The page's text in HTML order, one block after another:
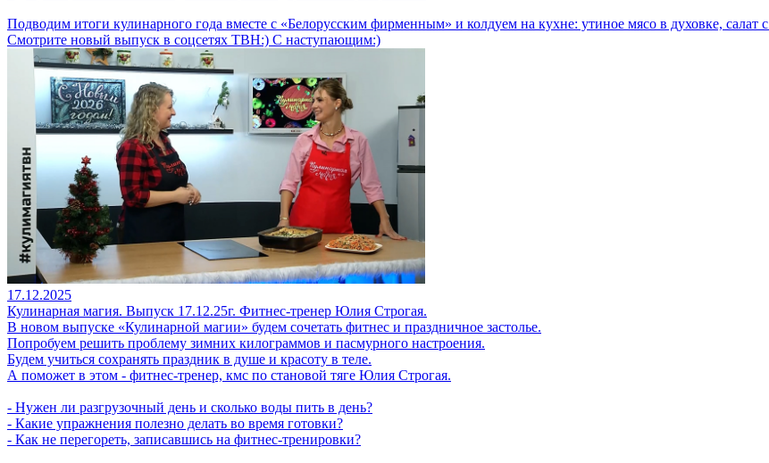
Подводим итоги кулинарного года вместе с «Белорусским фирменным» и колдуем на кухне: утиное мясо в духовке, салат
Смотрите новый выпуск в соцсетях ТВН:) С наступающим:)
17.12.2025
Кулинарная магия. Выпуск 17.12.25г. Фитнес-тренер Юлия Строгая.
В новом выпуске «Кулинарной магии» будем сочетать фитнес и праздничное застолье.
Попробуем решить проблему зимних килограммов и пасмурного настроения.
Будем учиться сохранять праздник в душе и красоту в теле.
А поможет в этом - фитнес-тренер, кмс по становой тяге Юлия Строгая.
- Нужен ли разгрузочный день и сколько воды пить в день?
- Какие упражнения полезно делать во время готовки?
- Как не перегореть, записавшись на фитнес-тренировки?